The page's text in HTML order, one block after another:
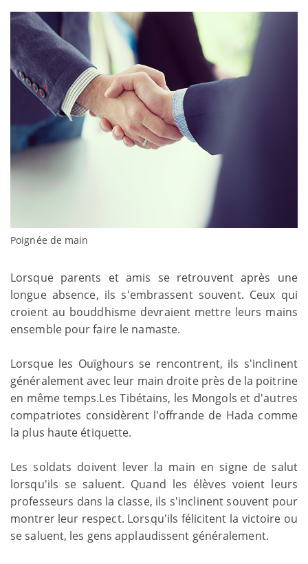
Poignée de main
Lorsque parents et amis se retrouvent après une
longue absence, ils s'embrassent souvent. Ceux qui
croient au bouddhisme devraient mettre leurs mains
ensemble pour faire le namaste.
Lorsque les Ouïghours se rencontrent, ils s'inclinent
généralement avec leur main droite près de la poitrine
en même temps.Les Tibétains, les Mongols et d'autres
compatriotes considèrent l'offrande de Hada comme
la plus haute étiquette.
Les soldats doivent lever la main en signe de salut
lorsqu'ils se saluent. Quand les élèves voient leurs
professeurs dans la classe, ils s'inclinent souvent pour
montrer leur respect. Lorsqu'ils félicitent la victoire ou
se saluent, les gens applaudissent généralement.